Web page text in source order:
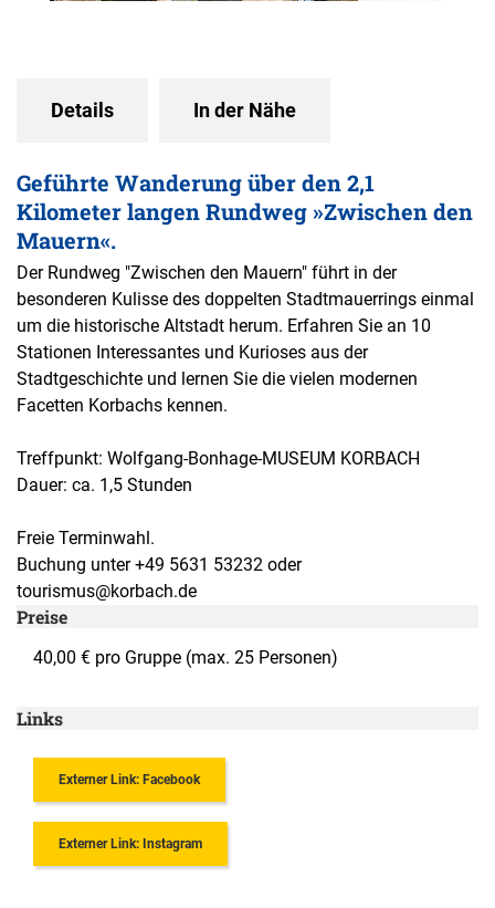
Details In der Nähe
Geführte Wanderung über den 2,1
Kilometer langen Rundweg »Zwischen den
Mauern«.
Der Rundweg "Zwischen den Mauern" führt in der
besonderen Kulisse des doppelten Stadtmauerrings einmal
um die historische Altstadt herum. Erfahren Sie an 10
Stationen Interessantes und Kurioses aus der
Stadtgeschichte und lernen Sie die vielen modernen
Facetten Korbachs kennen.
Treffpunkt: Wolfgang-Bonhage-MUSEUM KORBACH
Dauer: ca. 1,5 Stunden
Freie Terminwahl.
Buchung unter +49 5631 53232 oder
tourismus@korbach.de
Preise
40,00 € pro Gruppe (max. 25 Personen)
Links
Externer Link: Facebook
Externer Link: Instagram